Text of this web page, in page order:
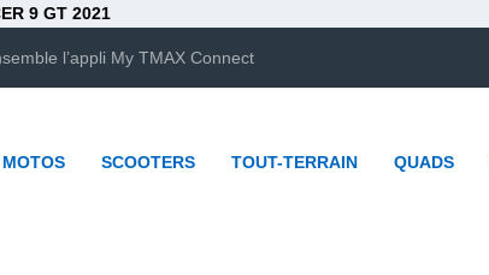
9 GT 2021
l’appli My TMAX Connect
MOTOS SCOOTERS TOUT-TERRAIN QUADS